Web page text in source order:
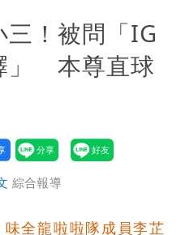
豚海警機率飆
「財報失速」蒸
資法》遭士檢聲押禁
保、限居
！被問「IG
」 本尊直球
綜合報導
味全龍啦啦隊成員李芷